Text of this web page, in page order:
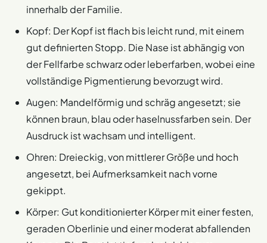
innerhalb der Familie.
Kopf: Der Kopf ist flach bis leicht rund, mit einem
gut definierten Stopp. Die Nase ist abhängig von
der Fellfarbe schwarz oder leberfarben, wobei eine
vollständige Pigmentierung bevorzugt wird.
Augen: Mandelförmig und schräg angesetzt; sie
können braun, blau oder haselnussfarben sein. Der
Ausdruck ist wachsam und intelligent.
Ohren: Dreieckig, von mittlerer Größe und hoch
angesetzt, bei Aufmerksamkeit nach vorne
gekippt.
Körper: Gut konditionierter Körper mit einer festen,
geraden Oberlinie und einer moderat abfallenden